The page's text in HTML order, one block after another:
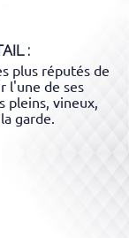
:
plus réputés de
l'une de ses
pleins, vineux,
garde.